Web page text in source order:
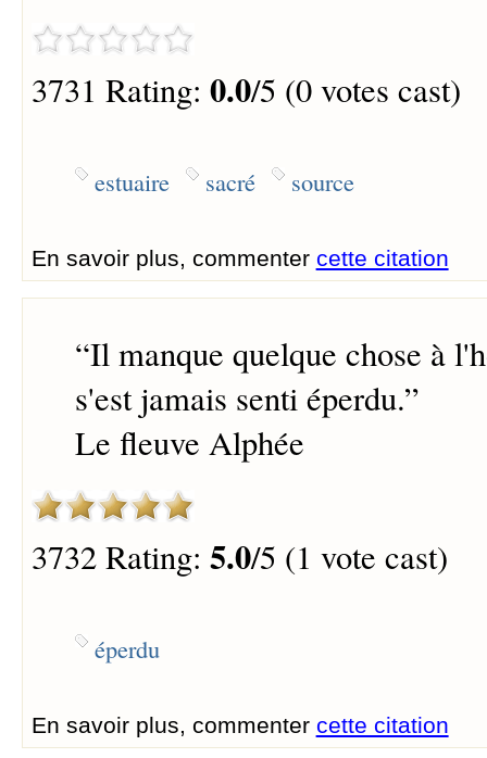
3731 Rating: 0.0/5 (0 votes cast)
estuaire sacré source
En savoir plus, commenter cette citation
“Il manque quelque chose à
s'est jamais senti éperdu.”
Le fleuve Alphée
3732 Rating: 5.0/5 (1 vote cast)
éperdu
En savoir plus, commenter cette citation